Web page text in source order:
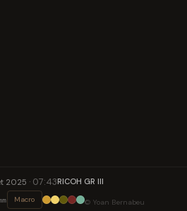
2025 07:43RICOH GR III
Macro © Yoan Bernabeu